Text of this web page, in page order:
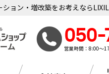
ョン・増改築をお考えなら
営業時間：8:00～